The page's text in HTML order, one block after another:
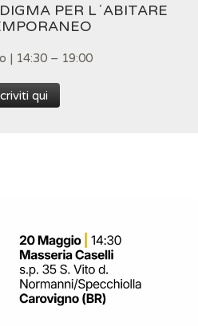
PER LʼABITARE
| 14:30 – 19:00
qui